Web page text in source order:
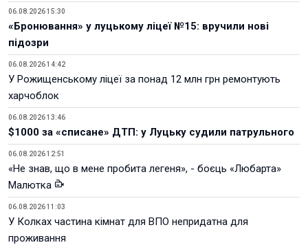
06.08.2026 15:30
«Бронювання» у луцькому ліцеї №15: вручили нові
підозри
06.08.2026 14:42
У Рожищенському ліцеї за понад 12 млн грн ремонтують
харчоблок
06.08.2026 13:46
$1000 за «списане» ДТП: у Луцьку судили патрульного
06.08.2026 12:51
«Не знав, що в мене пробита легеня», - боєць «Любарта»
Малютка
06.08.2026 11:03
У Колках частина кімнат для ВПО непридатна для
проживання